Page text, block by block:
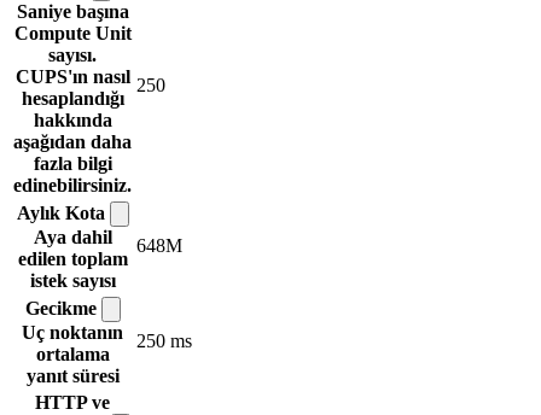
Saniye başına
Compute Unit
sayısı.
CUPS'ın nasıl
hesaplandığı
hakkında
aşağıdan daha
fazla bilgi
edinebilirsiniz.
250
Aylık Kota
Aya dahil
edilen toplam
istek sayısı
648M
Gecikme
Uç noktanın
ortalama
yanıt süresi
250 ms
HTTP ve